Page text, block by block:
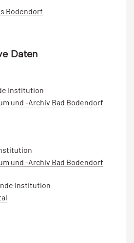
Bodendorf
Daten
Institution
und -Archiv Bad Bodendorf
und -Archiv Bad Bodendorf
Institution